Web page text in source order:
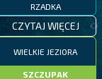
RZADKA
CZYTAJ WIĘCEJ
WIELKIE JEZIORA
SZCZUPAK